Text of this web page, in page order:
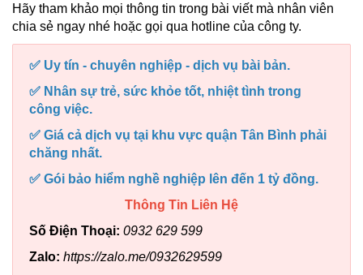
Hãy tham khảo mọi thông tin trong bài viết mà nhân viên
chia sẻ ngay nhé hoặc gọi qua hotline của công ty.
✅ Uy tín - chuyên nghiệp - dịch vụ bài bản.
✅ Nhân sự trẻ, sức khỏe tốt, nhiệt tình trong
công việc.
✅ Giá cả dịch vụ tại khu vực quận Tân Bình phải
chăng nhất.
✅ Gói bảo hiểm nghề nghiệp lên đến 1 tỷ đồng.
Thông Tin Liên Hệ
Số Điện Thoại: 0932 629 599
Zalo: https://zalo.me/0932629599